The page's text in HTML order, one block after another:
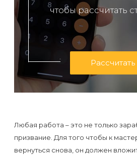
Эпиляция
первый
раз
перед
событием
к
эпиляции
чтобы рассчитать
Рассчитать
Любая работа – это не только
призвание. Для того чтобы к
вернуться снова, он должен